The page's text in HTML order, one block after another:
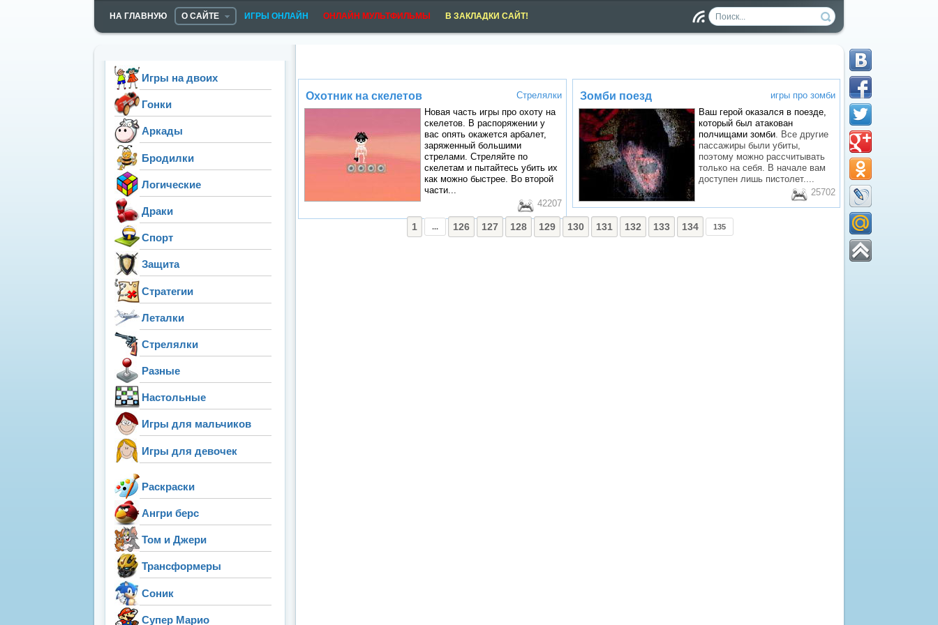
НА ГЛАВНУЮ О САЙТЕ ИГРЫ ОНЛАЙН ОНЛАЙН МУЛЬТФИЛЬМЫ
В ЗАКЛАДКИ САЙТ!
ен
Охотник на скелетов
Стрелялки
Новая часть игры про охоту на
скелетов. В распоряжении у
вас опять окажется арбалет,
заряженный большими
стрелами. Стреляйте по
скелетам и пытайтесь убить их
как можно быстрее. Во второй
части...
42207
Зомби поезд
игры про зомби
Ваш герой оказался в поезде,
который был атакован
полчищами зомби. Все другие
пассажиры были убиты,
поэтому можно рассчитывать
только на себя. В начале вам
доступен лишь пистолет....
25702
1 ... 126 127 128 129 130 131 132 133 134 135
Игры на двоих
Гонки
Аркады
Бродилки
Логические
Драки
Спорт
Защита
Стратегии
Леталки
Стрелялки
Разные
Настольные
Игры для мальчиков
Игры для девочек
Раскраски
Ангри берс
Том и Джери
Трансформеры
Соник
Супер Марио